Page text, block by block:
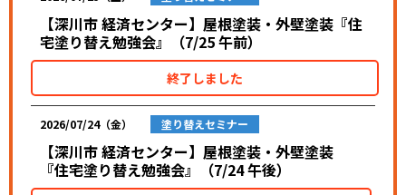
【深川市 経済センター】屋根塗装・外壁塗装『住
宅塗り替え勉強会』（7/25 午前）
終了しました
2026/07/24（金） 塗り替えセミナー
【深川市 経済センター】屋根塗装・外壁塗装
『住宅塗り替え勉強会』（7/24 午後）